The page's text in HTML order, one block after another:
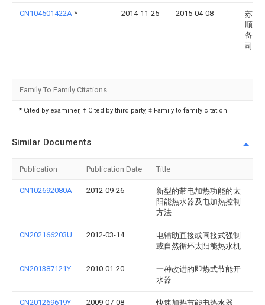
CN104501422A * 2014-11-25 2015-04-08
苏州
顺机
备有
司
Family To Family Citations
* Cited by examiner, † Cited by third party, ‡ Family to family citation
Similar Documents
Publication Publication Date Title
CN102692080A 2012-09-26
新型的带电加热功能的太
阳能热水器及电加热控制
方法
CN202166203U 2012-03-14
电辅助直接或间接式强制
或自然循环太阳能热水机
CN201387121Y 2010-01-20
一种改进的即热式节能开
水器
CN201269619Y 2009-07-08 快速加热节能电热水器